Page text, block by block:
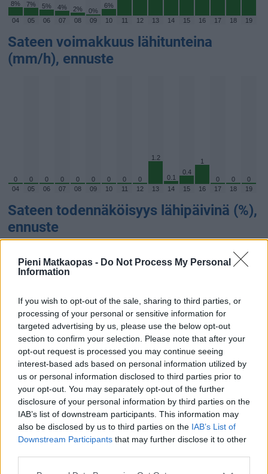
Pieni Matkaopas - Do Not Process My Personal
Information
If you wish to opt-out of the sale, sharing to third parties, or
processing of your personal or sensitive information for
targeted advertising by us, please use the below opt-out
section to confirm your selection. Please note that after your
opt-out request is processed you may continue seeing
interest-based ads based on personal information utilized by
us or personal information disclosed to third parties prior to
your opt-out. You may separately opt-out of the further
disclosure of your personal information by third parties on the
IAB’s list of downstream participants. This information may
also be disclosed by us to third parties on the IAB’s List of
Downstream Participants that may further disclose it to other
8% 7% 5% 4% 2% 0%
6%
04 05 06 07 08 09 10 11 12 13 14 15 16 17 18 19
Sateen voimakkuus lähitunteina
(mm/h), ennuste
0 0 0 0 0 0 0 0 0
1.2
0.1
0.4
1
0 0
0
04
05 06 07 08 09 10 11 12 13 14 15 16 17 18 19
Sateen todennäköisyys lähipäivinä (%),
ennuste
88 %
65 %
8.8. 9.8. 11.8.
Sateen määrä (kertymä) lähipäivinä
(mm), ennuste
17.2 mm